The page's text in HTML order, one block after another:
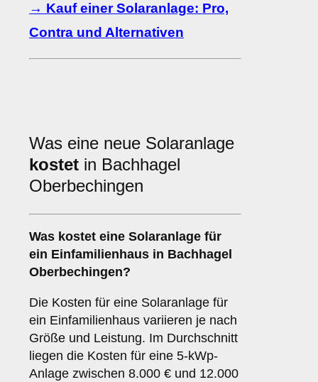
→ Kauf einer Solaranlage: Pro,
Contra und Alternativen
Was eine neue Solaranlage
kostet in Bachhagel
Oberbechingen
Was kostet eine Solaranlage für
ein Einfamilienhaus in Bachhagel
Oberbechingen?
Die Kosten für eine Solaranlage für
ein Einfamilienhaus variieren je nach
Größe und Leistung. Im Durchschnitt
liegen die Kosten für eine 5-kWp-
Anlage zwischen 8.000 € und 12.000